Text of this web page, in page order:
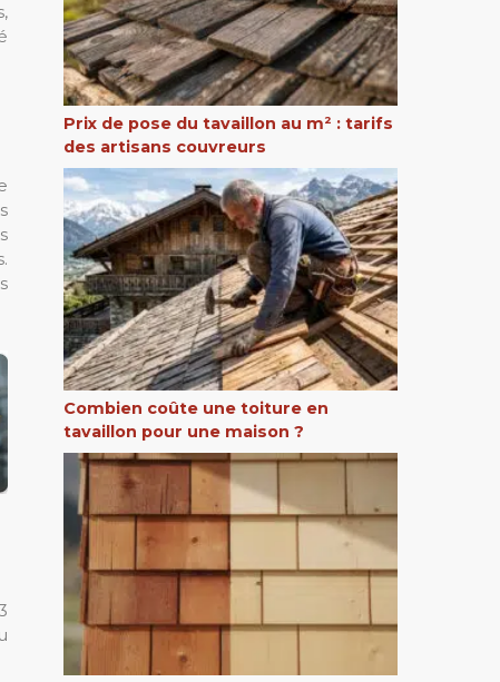
Prix de pose du tavaillon au m² : tarifs
des artisans couvreurs
Combien coûte une toiture en
tavaillon pour une maison ?